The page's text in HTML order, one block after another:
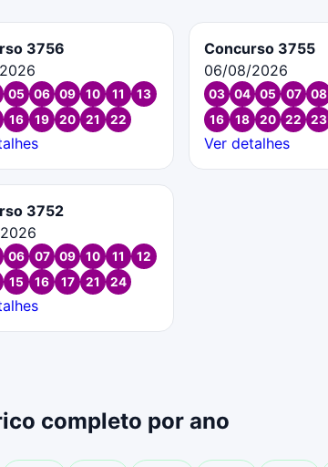
3756
05 06 09 10 11
13
16 19 20 21 22
Concurso 3755
06/08/2026
03 04 05 07 08
16
18 20 22 23
Ver detalhes
3752
06 07 09 10 11
12
15 16 17 21 24
completo por ano